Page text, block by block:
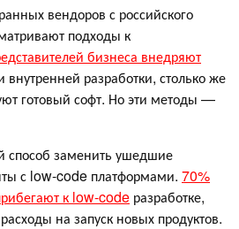
вендоров с российского
подходы к
бизнеса внедряют
внутренней разработки, столько же
готовый софт. Но эти методы —
способ заменить ушедшие
с low-code платформами. 70%
к low-code разработке,
на запуск новых продуктов.